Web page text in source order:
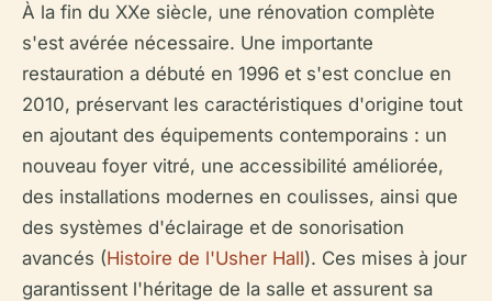
À la fin du XXe siècle, une rénovation complète
s'est avérée nécessaire. Une importante
restauration a débuté en 1996 et s'est conclue en
2010, préservant les caractéristiques d'origine tout
en ajoutant des équipements contemporains : un
nouveau foyer vitré, une accessibilité améliorée,
des installations modernes en coulisses, ainsi que
des systèmes d'éclairage et de sonorisation
avancés (Histoire de l'Usher Hall). Ces mises à jour
garantissent l'héritage de la salle et assurent sa